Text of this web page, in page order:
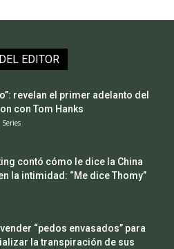
EDITOR
revelan el primer adelanto del
con Tom Hanks
contó cómo le dice la China
la intimidad: “Me dice Thomy”
“pedos envasados” para
la transpiración de sus